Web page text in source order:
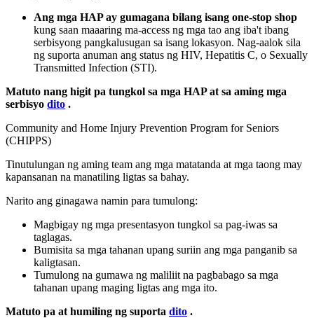
Ang mga HAP ay gumagana bilang isang one-stop shop
kung saan maaaring ma-access ng mga tao ang iba't ibang
serbisyong pangkalusugan sa isang lokasyon. Nag-aalok sila
ng suporta anuman ang status ng HIV, Hepatitis C, o Sexually
Transmitted Infection (STI).
Matuto nang higit pa tungkol sa mga HAP at sa aming mga
serbisyo dito .
Community and Home Injury Prevention Program for Seniors
(CHIPPS)
Tinutulungan ng aming team ang mga matatanda at mga taong may
kapansanan na manatiling ligtas sa bahay.
Narito ang ginagawa namin para tumulong:
Magbigay ng mga presentasyon tungkol sa pag-iwas sa
taglagas.
Bumisita sa mga tahanan upang suriin ang mga panganib sa
kaligtasan.
Tumulong na gumawa ng maliliit na pagbabago sa mga
tahanan upang maging ligtas ang mga ito.
Matuto pa at humiling ng suporta dito .